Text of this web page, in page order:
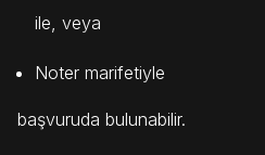
ile, veya
Noter marifetiyle
başvuruda bulunabilir.